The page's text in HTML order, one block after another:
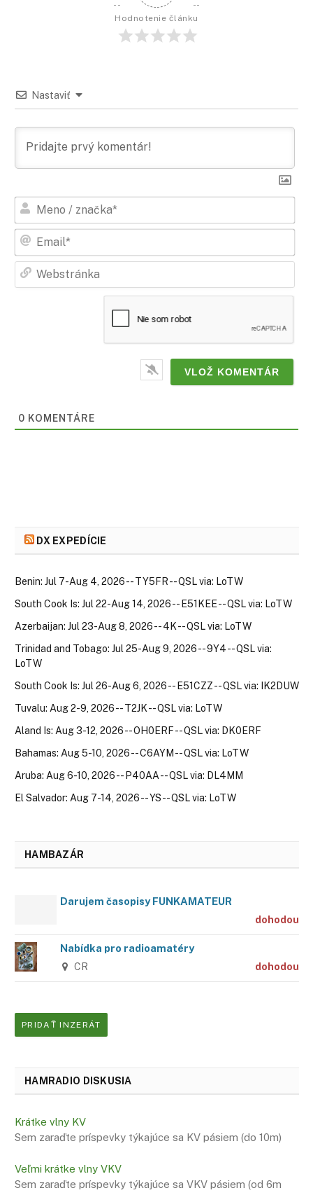
Hodnotenie článku
Nastaviť
0 KOMENTÁRE
DX EXPEDÍCIE
Benin: Jul 7-Aug 4, 2026 -- TY5FR -- QSL via: LoTW
South Cook Is: Jul 22-Aug 14, 2026 -- E51KEE -- QSL via: LoTW
Azerbaijan: Jul 23-Aug 8, 2026 -- 4K -- QSL via: LoTW
Trinidad and Tobago: Jul 25-Aug 9, 2026 -- 9Y4 -- QSL via:
LoTW
South Cook Is: Jul 26-Aug 6, 2026 -- E51CZZ -- QSL via: IK2DUW
Tuvalu: Aug 2-9, 2026 -- T2JK -- QSL via: LoTW
Aland Is: Aug 3-12, 2026 -- OH0ERF -- QSL via: DK0ERF
Bahamas: Aug 5-10, 2026 -- C6AYM -- QSL via: LoTW
Aruba: Aug 6-10, 2026 -- P40AA -- QSL via: DL4MM
El Salvador: Aug 7-14, 2026 -- YS -- QSL via: LoTW
HAMBAZÁR
Darujem časopisy FUNKAMATEUR
dohodou
Nabídka pro radioamatéry
CR dohodou
PRIDAŤ INZERÁT
HAMRADIO DISKUSIA
Krátke vlny KV
Sem zaraďte príspevky týkajúce sa KV pásiem (do 10m)
Veľmi krátke vlny VKV
Sem zaraďte príspevky týkajúce sa VKV pásiem (od 6m